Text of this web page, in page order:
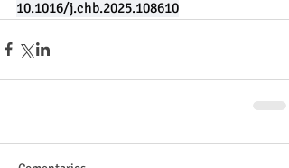
10.1016/j.chb.2025.108610